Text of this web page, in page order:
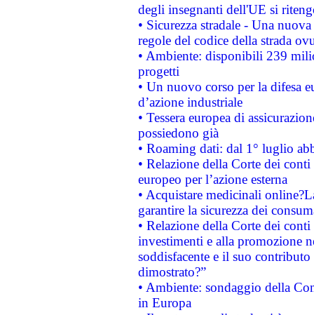
degli insegnanti dell'UE si
• Sicurezza stradale - Una
regole del codice della strada
• Ambiente: disponibili 239
progetti
• Un nuovo corso per la difesa
d’azione industriale
• Tessera europea di
possiedono già
• Roaming dati: dal 1° luglio
• Relazione della Corte dei
europeo per l’azione esterna
• Acquistare medicinali
garantire la sicurezza dei
• Relazione della Corte dei
investimenti e alla promozione
soddisfacente e il suo
dimostrato?”
• Ambiente: sondaggio della
in Europa